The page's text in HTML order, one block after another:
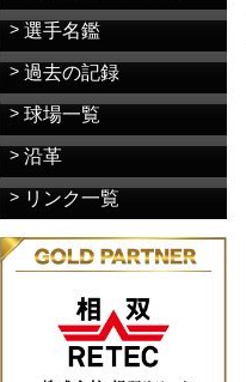
選手名鑑
過去の記録
球場一覧
沿革
リンク一覧